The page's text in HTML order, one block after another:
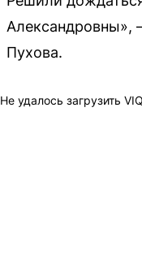
Александровны»,
Пухова.
Не удалось загрузить